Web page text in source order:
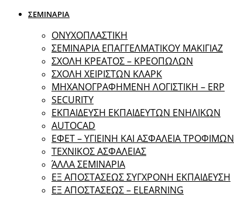
ΣΕΜΙΝΑΡΙΑ
ΟΝΥΧΟΠΛΑΣΤΙΚΗ
ΣΕΜΙΝΑΡΙΑ ΕΠΑΓΓΕΛΜΑΤΙΚΟΥ ΜΑΚΙΓΙΑΖ
ΣΧΟΛΗ ΚΡΕΑΤΟΣ – ΚΡΕΟΠΩΛΩΝ
ΣΧΟΛΗ ΧΕΙΡΙΣΤΩΝ ΚΛΑΡΚ
ΜΗΧΑΝΟΓΡΑΦΗΜΕΝΗ ΛΟΓΙΣΤΙΚΗ – ERP
SECURITY
ΕΚΠΑΙΔΕΥΣΗ ΕΚΠΑΙΔΕΥΤΩΝ ΕΝΗΛΙΚΩΝ
ΑUTOCAD
ΕΦΕΤ – ΥΓΙΕΙΝΗ ΚΑΙ ΑΣΦΑΛΕΙΑ ΤΡΟΦΙΜΩΝ
ΤΕΧΝΙΚΟΣ ΑΣΦΑΛΕΙΑΣ
ΆΛΛΑ ΣΕΜΙΝΑΡΙΑ
EΞ ΑΠΟΣΤΑΣΕΩΣ ΣΥΓΧΡΟΝΗ ΕΚΠΑΙΔΕΥΣΗ
ΕΞ ΑΠΟΣΤΑΣΕΩΣ – ELEARNING